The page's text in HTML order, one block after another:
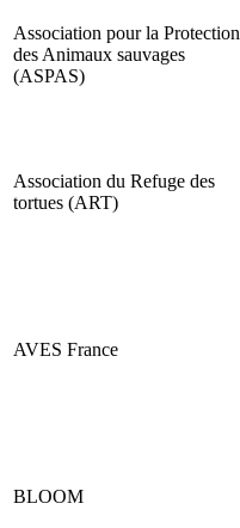
Association pour la Protection
des Animaux sauvages
(ASPAS)
Association du Refuge des
tortues (ART)
AVES France
BLOOM